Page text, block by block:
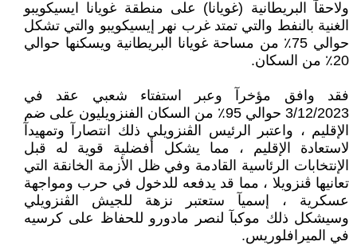
ولاحقآ البريطانية (غويانا) على منطقة غويانا ايسيكويبو
الغنية بالنفط والتي تمتد غرب نهر إيسيكويبو والتي تشكل
حوالي 75٪ من مساحة غويانا البريطانية ويسكنها حوالي
20٪ من السكان.
فقد وافق مؤخرآ وعبر استفتاء شعبي عقد في
3/12/2023 حوالي 95٪ من السكان الفنزويليون على ضم
الإقليم ، واعتبر الرئيس الڨنزويلي ذلك انتصارآ وتمهيدآ
لاستعادة الإقليم ، مما يشكل أفضلية قوية له قبل
الإنتخابات الرئاسية القادمة وفي ظل الأزمة الخانقة التي
تعانيها ڨنزويلا ، مما قد يدفعه للدخول في حرب ومواجهة
عسكرية ، إسميآ ستعتبر نزهة للجيش الڨنزويلي
وسيشكل ذلك موكبآ لنصر مادورو للحفاظ على كرسيه
في الميرافلوريس.